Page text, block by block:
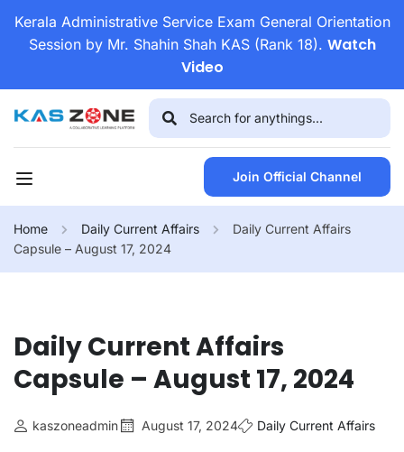
Kerala Administrative Service Exam General Orientation
Session by Mr. Shahin Shah KAS (Rank 18). Watch
Video
Join Official Channel
Home Daily Current Affairs
Daily Current Affairs
Capsule – August 17, 2024
Daily Current Affairs
Capsule – August 17, 2024
kaszoneadmin August 17, 2024 Daily Current Affairs